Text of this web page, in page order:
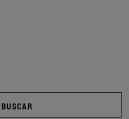
BUSCAR